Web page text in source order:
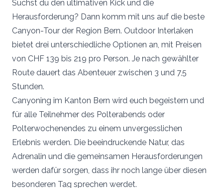
Suchst du den ultimativen Kick und die
Herausforderung? Dann komm mit uns auf die beste
Canyon-Tour der Region Bern. Outdoor Interlaken
bietet drei unterschiedliche Optionen an, mit Preisen
von CHF 139 bis 219 pro Person. Je nach gewählter
Route dauert das Abenteuer zwischen 3 und 7,5
Stunden.
Canyoning im Kanton Bern wird euch begeistern und
für alle Teilnehmer des Polterabends oder
Polterwochenendes zu einem unvergesslichen
Erlebnis werden. Die beeindruckende Natur, das
Adrenalin und die gemeinsamen Herausforderungen
werden dafür sorgen, dass ihr noch lange über diesen
besonderen Tag sprechen werdet.